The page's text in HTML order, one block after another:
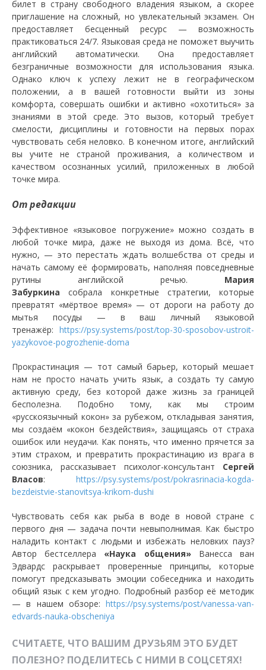
билет в страну свободного владения языком, а скорее
приглашение на сложный, но увлекательный экзамен. Он
предоставляет бесценный ресурс — возможность
практиковаться 24/7. Языковая среда не поможет выучить
английский автоматически. Она предоставляет
безграничные возможности для использования языка.
Однако ключ к успеху лежит не в географическом
положении, а в вашей готовности выйти из зоны
комфорта, совершать ошибки и активно «охотиться» за
знаниями в этой среде. Это вызов, который требует
смелости, дисциплины и готовности на первых порах
чувствовать себя неловко. В конечном итоге, английский
вы учите не страной проживания, а количеством и
качеством осознанных усилий, приложенных в любой
точке мира.
От редакции
Эффективное «языковое погружение» можно создать в
любой точке мира, даже не выходя из дома. Всё, что
нужно, — это перестать ждать волшебства от среды и
начать самому её формировать, наполняя повседневные
рутины английской речью. Мария
Забуркина собрала конкретные стратегии, которые
превратят «мёртвое время» — от дороги на работу до
мытья посуды — в ваш личный языковой
тренажёр: https://psy.systems/post/top-30-sposobov-ustroit-
yazykovoe-pogrozhenie-doma
Прокрастинация — тот самый барьер, который мешает
нам не просто начать учить язык, а создать ту самую
активную среду, без которой даже жизнь за границей
бесполезна. Подобно тому, как мы строим
«русскоязычный кокон» за рубежом, откладывая занятия,
мы создаём «кокон бездействия», защищаясь от страха
ошибок или неудачи. Как понять, что именно прячется за
этим страхом, и превратить прокрастинацию из врага в
союзника, рассказывает психолог-консультант Сергей
Власов: https://psy.systems/post/pokrasrinacia-kogda-
bezdeistvie-stanovitsya-krikom-dushi
Чувствовать себя как рыба в воде в новой стране с
первого дня — задача почти невыполнимая. Как быстро
наладить контакт с людьми и избежать неловких пауз?
Автор бестселлера «Наука общения»Ванесса ван
Эдвардс раскрывает проверенные принципы, которые
помогут предсказывать эмоции собеседника и находить
общий язык с кем угодно. Подробный разбор её методик
— в нашем обзоре: https://psy.systems/post/vanessa-van-
edvards-nauka-obscheniya
СЧИТАЕТЕ, ЧТО ВАШИМ ДРУЗЬЯМ ЭТО БУДЕТ
ПОЛЕЗНО? ПОДЕЛИТЕСЬ С НИМИ В СОЦСЕТЯХ!